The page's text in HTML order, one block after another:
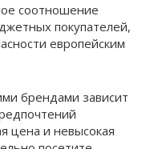
соотношение
покупателей,
европейским
брендами зависит
цена и невысокая